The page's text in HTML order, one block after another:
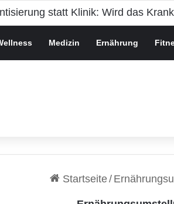
Gesundheit bei Jugendlichen
Medizin Ernährung
Startseite/